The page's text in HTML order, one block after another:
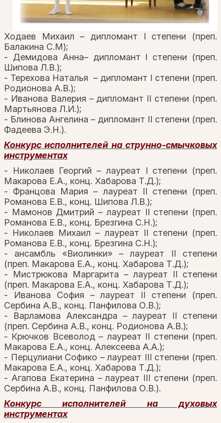
Ходаев Михаил – дипломант I степени (преп.
Балакина С.М);
- Демидова Анна– дипломант I степени (преп.
Шипова Л.В.);
- Терехова Наталья – дипломант I степени (преп.
Родионова А.В.);
- Иванова Валерия – дипломант II степени (преп.
Мартьянова Л.И.);
- Блинова Ангелина – дипломант II степени (преп.
Фадеева Э.Н.).
Конкурс исполнителей на струнно-смычковых
инструментах
- Николаев Георгий – лауреат I степени (преп.
Макарова Е.А., конц. Хабарова Т.Д.);
- Францова Мария – лауреат II степени (преп.
Романова Е.В., конц. Шипова Л.В.);
- Мамонов Дмитрий – лауреат II степени (преп.
Романова Е.В., конц. Брезгина С.Н.);
- Николаев Михаил – лауреат II степени (преп.
Романова Е.В., конц. Брезгина С.Н.);
- ансамбль «Виолинки» – лауреат II степени
(преп. Макарова Е.А., конц. Хабарова Т.Д.);
- Мистрюкова Маргарита – лауреат II степени
(преп. Макарова Е.А., конц. Хабарова Т.Д.);
- Иванова София – лауреат II степени (преп.
Сербина А.В., конц. Панфилова О.В.);
- Варламова Александра – лауреат II степени
(преп. Сербина А.В., конц. Родионова А.В.);
- Крючков Всеволод – лауреат II степени (преп.
Макарова Е.А., конц. Алексеева А.А.);
- Перцулиани Софико – лауреат III степени (преп.
Макарова Е.А., конц. Хабарова Т.Д.);
- Агапова Екатерина – лауреат III степени (преп.
Сербина А.В., конц. Панфилова О.В.).
Конкурс исполнителей на духовых
инструментах